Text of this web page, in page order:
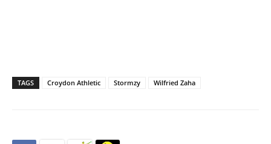
TAGS Croydon Athletic Stormzy Wilfried Zaha